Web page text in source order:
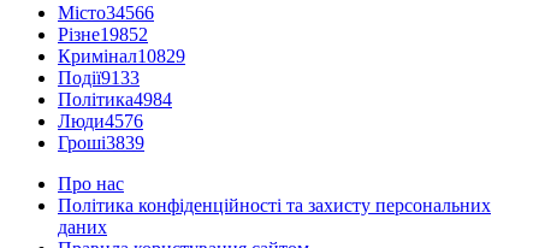
Місто34566
Різне19852
Кримінал10829
Події9133
Політика4984
Люди4576
Гроші3839
Про нас
Політика конфіденційності та захисту персональних
даних